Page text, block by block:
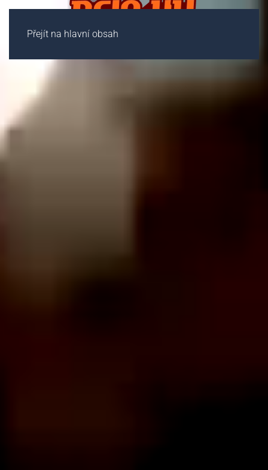
Přejít na hlavní obsah